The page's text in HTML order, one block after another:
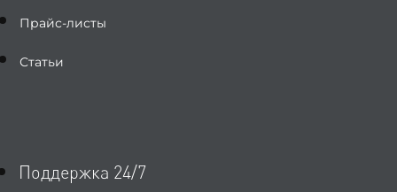
Прайс-листы
Статьи
Поддержка 24/7